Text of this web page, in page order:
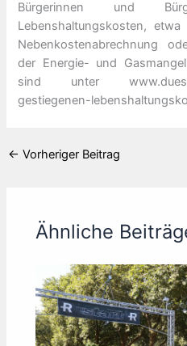
Bürgerinnen und
Lebenshaltungskosten,
Nebenkostenabrechnung
der Energie- und
sind unter
gestiegenen-
← Vorheriger Beitrag
Ähnliche